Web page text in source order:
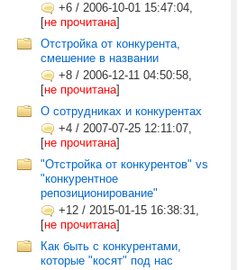
+6 / 2006-10-01 15:47:04,
[не прочитана]
Отстройка от конкурента,
смешение в названии
+8 / 2006-12-11 04:50:58,
[не прочитана]
О сотрудниках и конкурентах
+4 / 2007-07-25 12:11:07,
[не прочитана]
"Отстройка от конкурентов" vs
"конкурентное
репозиционирование"
+12 / 2015-01-15 16:38:31,
[не прочитана]
Как быть с конкурентами,
которые "косят" под нас